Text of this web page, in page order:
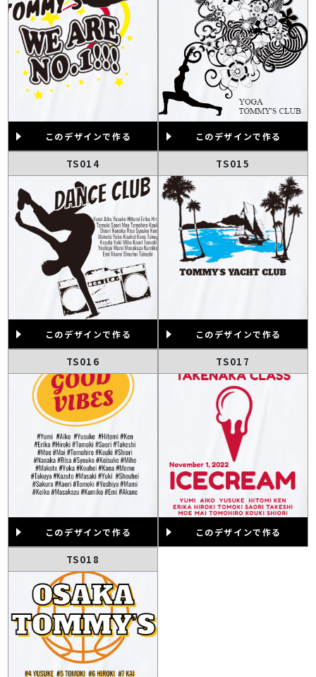
このデザインで作る このデザインで作る
TS014
このデザインで作る
TS015
このデザインで作る
TS016
このデザインで作る
TS017
このデザインで作る
TS018